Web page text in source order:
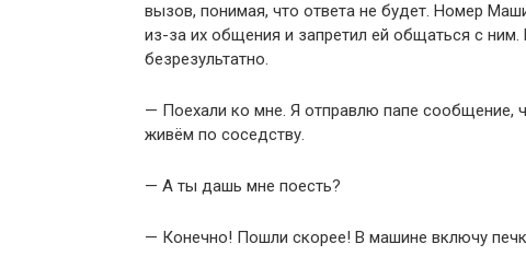
вызов, понимая, что ответа не будет. Номер
из-за их общения и запретил ей общаться с
безрезультатно.
— Поехали ко мне. Я отправлю папе сообщение,
живём по соседству.
— А ты дашь мне поесть?
— Конечно! Пошли скорее! В машине включу